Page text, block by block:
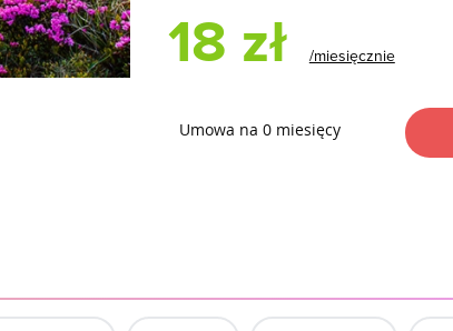
18 zł /miesięcznie
Umowa na 0 miesięcy